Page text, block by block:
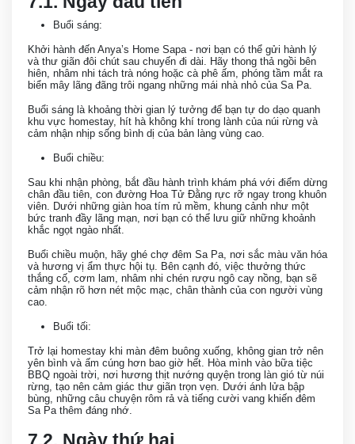
Buổi sáng:
Khởi hành đến Anya’s Home Sapa - nơi bạn có thể gửi hành lý
và thư giãn đôi chút sau chuyến đi dài. Hãy thong thả ngồi bên
hiên, nhâm nhi tách trà nóng hoặc cà phê ấm, phóng tầm mắt ra
biển mây lãng đãng trôi ngang những mái nhà nhỏ của Sa Pa.
Buổi sáng là khoảng thời gian lý tưởng để bạn tự do dạo quanh
khu vực homestay, hít hà không khí trong lành của núi rừng và
cảm nhận nhịp sống bình dị của bản làng vùng cao.
Buổi chiều:
Sau khi nhận phòng, bắt đầu hành trình khám phá với điểm dừng
chân đầu tiên, con đường Hoa Tử Đằng rực rỡ ngay trong khuôn
viên. Dưới những giàn hoa tím rủ mềm, khung cảnh như một
bức tranh đầy lãng mạn, nơi bạn có thể lưu giữ những khoảnh
khắc ngọt ngào nhất.
Buổi chiều muộn, hãy ghé chợ đêm Sa Pa, nơi sắc màu văn hóa
và hương vị ẩm thực hội tụ. Bên cạnh đó, việc thưởng thức
thắng cố, cơm lam, nhâm nhi chén rượu ngô cay nồng, bạn sẽ
cảm nhận rõ hơn nét mộc mạc, chân thành của con người vùng
cao.
Buổi tối:
Trở lại homestay khi màn đêm buông xuống, không gian trở nên
yên bình và ấm cúng hơn bao giờ hết. Hòa mình vào bữa tiệc
BBQ ngoài trời, nơi hương thịt nướng quyện trong làn gió từ núi
rừng, tạo nên cảm giác thư giãn trọn vẹn. Dưới ánh lửa bập
bùng, những câu chuyện rôm rả và tiếng cười vang khiến đêm
Sa Pa thêm đáng nhớ.
7.2. Ngày thứ hai